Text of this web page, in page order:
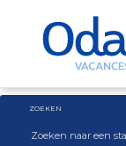
ZOEKEN